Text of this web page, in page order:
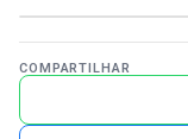
COMPARTILHAR